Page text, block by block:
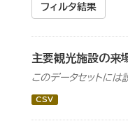
フィルタ結果
主要観光施設の来
このデータセットには
CSV